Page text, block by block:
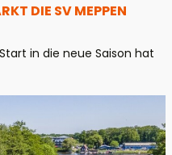
DIE SV MEPPEN
in die neue Saison hat